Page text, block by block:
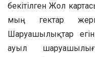
бекітілген Жол
мың гектар
Шаруашылықтар
ауыл